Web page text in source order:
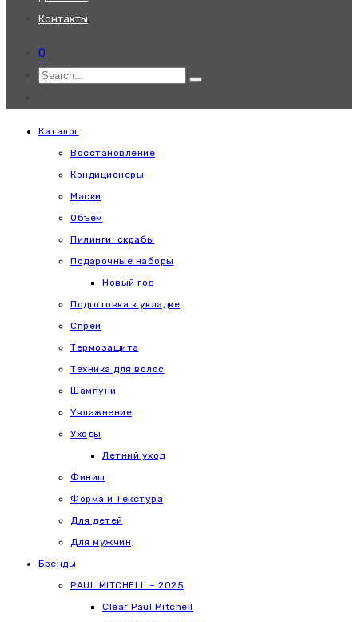
Контакты
0
Каталог
Восстановление
Кондиционеры
Маски
Объем
Пилинги, скрабы
Подарочные наборы
Новый год
Подготовка к укладке
Спреи
Термозащита
Техника для волос
Шампуни
Увлажнение
Уходы
Летний уход
Финиш
Форма и Текстура
Для детей
Для мужчин
Бренды
PAUL MITCHELL – 2025
Clear Paul Mitchell